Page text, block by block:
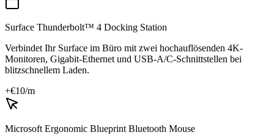
Surface Thunderbolt™ 4 Docking Station
Verbindet Ihr Surface im Büro mit zwei hochauflösenden 4K-
Monitoren, Gigabit-Ethernet und USB-A/C-Schnittstellen bei
blitzschnellem Laden.
+€10/m
Microsoft Ergonomic Blueprint Bluetooth Mouse